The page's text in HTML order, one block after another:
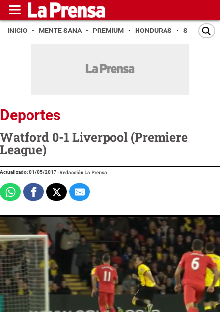
INICIO MENTE SANA PREMIUM HONDURAS SAN PEDRO
Deportes
Watford 0-1 Liverpool (Premiere
League)
Actualizado: 01/05/2017-Redacción La Prensa